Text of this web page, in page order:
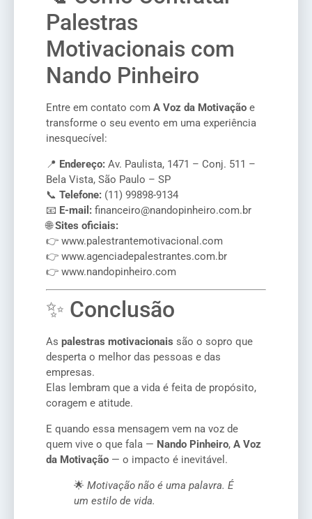
Palestras
Motivacionais com
Nando Pinheiro
Entre em contato com A Voz da Motivação e
transforme o seu evento em uma experiência
inesquecível:
📍 Endereço: Av. Paulista, 1471 – Conj. 511 –
Bela Vista, São Paulo – SP
📞 Telefone: (11) 99898-9134
📧 E-mail: financeiro@nandopinheiro.com.br
🌐Sites oficiais:
👉 www.palestrantemotivacional.com
👉 www.agenciadepalestrantes.com.br
👉 www.nandopinheiro.com
✨ Conclusão
As palestras motivacionais são o sopro que
desperta o melhor das pessoas e das
empresas.
Elas lembram que a vida é feita de propósito,
coragem e atitude.
E quando essa mensagem vem na voz de
quem vive o que fala — Nando Pinheiro, A Voz
da Motivação — o impacto é inevitável.
🌟 Motivação não é uma palavra. É
um estilo de vida.